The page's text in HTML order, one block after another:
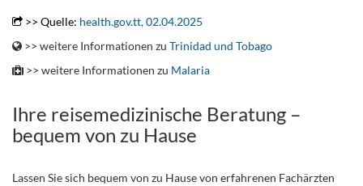
>> Quelle: health.gov.tt, 02.04.2025
>> weitere Informationen zu Trinidad und Tobago
>> weitere Informationen zu Malaria
Ihre reisemedizinische Beratung –
bequem von zu Hause
Lassen Sie sich bequem von zu Hause von erfahrenen Fachärzten